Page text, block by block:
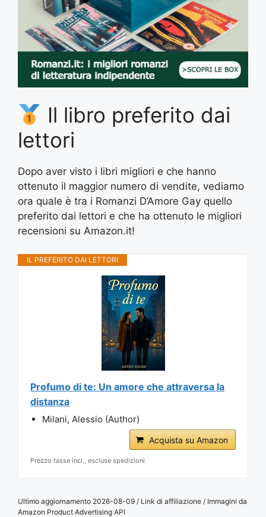
Il libro preferito dai
lettori
Dopo aver visto i libri migliori e che hanno
ottenuto il maggior numero di vendite, vediamo
ora quale è tra i Romanzi D’Amore Gay quello
preferito dai lettori e che ha ottenuto le migliori
recensioni su Amazon.it!
IL PREFERITO DAI LETTORI
Profumo di te: Un amore che attraversa la
distanza
Milani, Alessio (Author)
Acquista su Amazon
Prezzo tasse incl., escluse spedizioni
Ultimo aggiornamento 2026-08-09 / Link di affiliazione / Immagini da
Amazon Product Advertising API